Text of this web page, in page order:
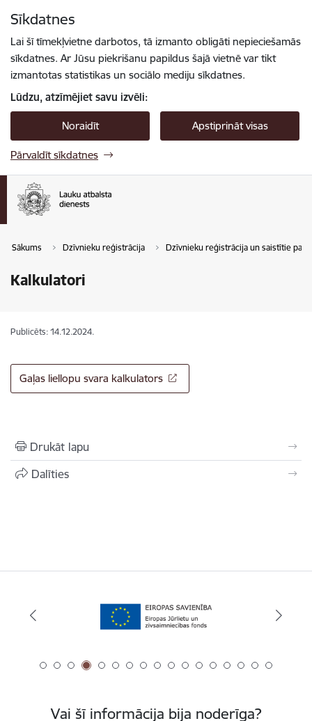
Sīkdatnes
Lai šī tīmekļvietne darbotos, tā izmanto obligāti nepieciešamās
sīkdatnes. Ar Jūsu piekrišanu papildus šajā vietnē var tikt
izmantotas statistikas un sociālo mediju sīkdatnes.
Lūdzu, atzīmējiet savu izvēli:
Noraidīt Apstiprināt visas
Pārvaldīt sīkdatnes
Sākums Dzīvnieku reģistrācija Dzīvnieku reģistrācija un saistītie
Kalkulatori
Publicēts: 14.12.2024.
Gaļas liellopu svara kalkulators
Drukāt lapu
Dalīties
Vai šī informācija bija noderīga?